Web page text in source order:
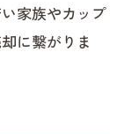
家族やカップ
に繋がりま